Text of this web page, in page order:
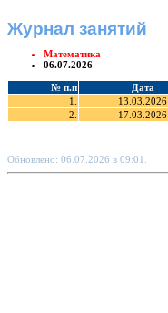
Журнал занятий
Математика
06.07.2026
№ п.п Дата
1.
13.03.2026
2.
17.03.2026
Обновлено: 06.07.2026 в 09:01.